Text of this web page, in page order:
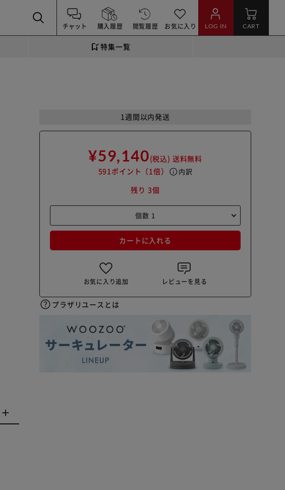
チャット 購入履歴 閲覧履歴 お気に入り LOG IN CART
特集一覧
1週間以内発送
¥59,140(税込) 送料無料
591ポイント （1倍） info 内訳
残り 3個
カートに入れる
お気に入り追加 レビューを見る
プラザリユースとは